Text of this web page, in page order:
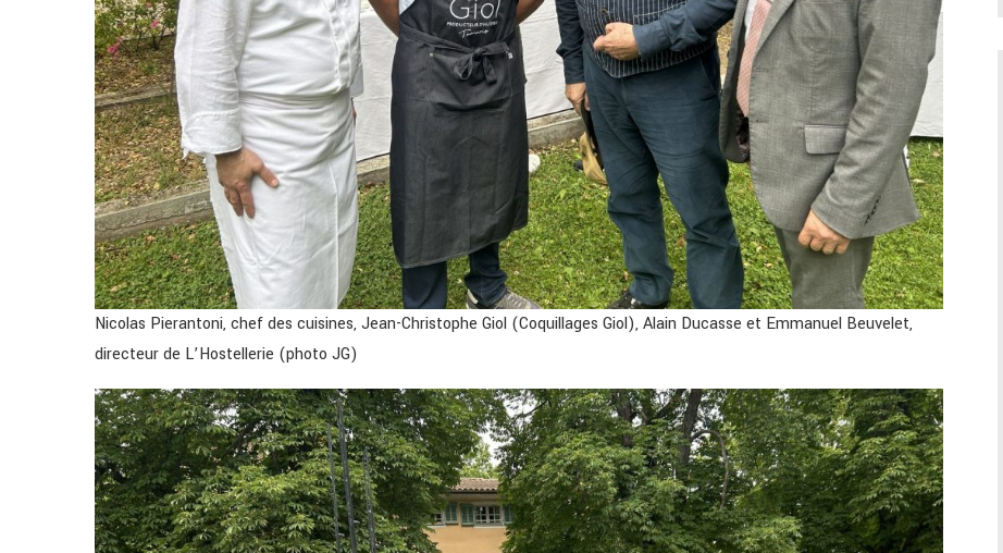
Nicolas Pierantoni, chef des cuisines, Jean-Christophe Giol (Coquillages Giol), Alain Ducasse et Emmanuel Beuvelet,
directeur de L’Hostellerie (photo JG)